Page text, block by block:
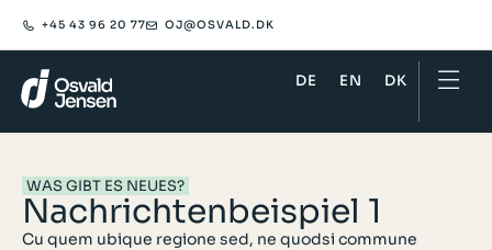
+45 43 96 20 77 OJ@OSVALD.DK​
DE EN DK
WAS GIBT ES NEUES?
Nachrichtenbeispiel 1
Cu quem ubique regione sed, ne quodsi commune